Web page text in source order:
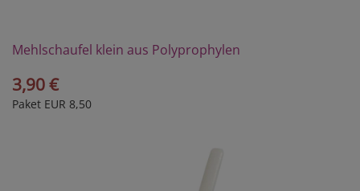
Mehlschaufel klein aus Polyprophylen
3,90 €
Paket EUR 8,50